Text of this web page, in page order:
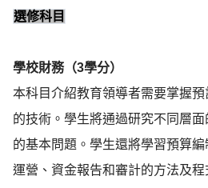
選修科目
學校財務（3學分）
本科目介紹教育領導者需要掌握
的技術。學生將通過研究不同層
的基本問題。學生還將學習預算
運營、資金報告和審計的方法及